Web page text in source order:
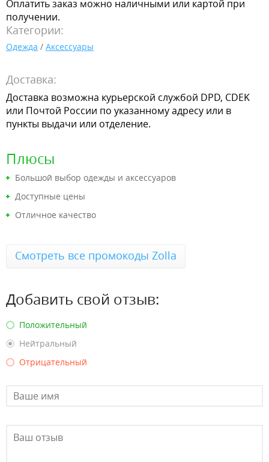
Оплатить заказ можно наличными или картой при
получении.
Категории:
Одежда / Аксессуары
Доставка:
Доставка возможна курьерской службой DPD, CDEK
или Почтой России по указанному адресу или в
пункты выдачи или отделение.
Плюсы
Большой выбор одежды и аксессуаров
Доступные цены
Отличное качество
Смотреть все промокоды Zolla
Добавить свой отзыв:
Положительный
Нейтральный
Отрицательный